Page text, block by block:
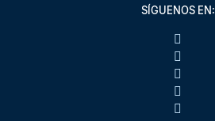
SÍGUENOS EN: